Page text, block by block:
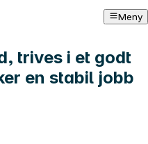
Meny
trives i et godt
en stabil jobb